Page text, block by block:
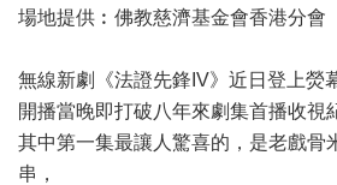
場地提供︰佛教慈濟基金會香港分會
無線新劇《法證先鋒IV》近日登上熒
開播當晚即打破八年來劇集首播收視
其中第一集最讓人驚喜的，是老戲骨
串，